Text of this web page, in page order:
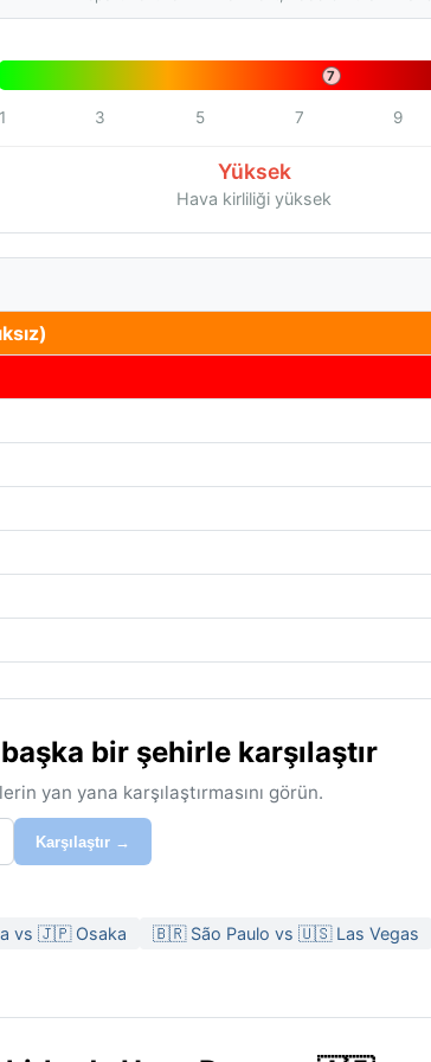
7
1 3 5 7 9
Yüksek
Hava kirliliği yüksek
bir şehirle karşılaştır
yan yana karşılaştırmasını görün.
Karşılaştır →
vs 🇯🇵 Osaka
🇧🇷 São Paulo vs 🇺🇸 Las Vegas